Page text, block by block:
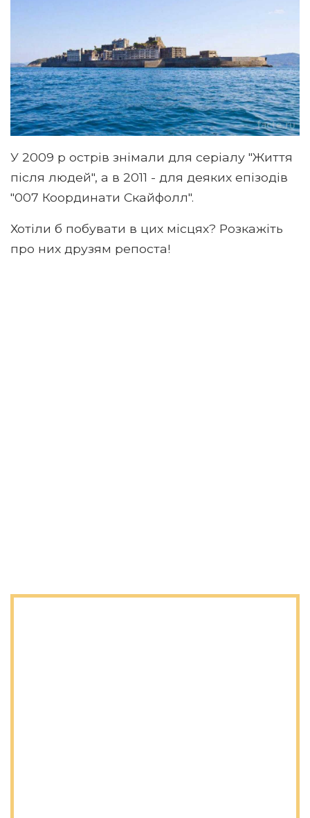
У 2009 р острів знімали для серіалу "Життя
після людей", а в 2011 - для деяких епізодів
"007 Координати Скайфолл".
Хотіли б побувати в цих місцях? Розкажіть
про них друзям репоста!